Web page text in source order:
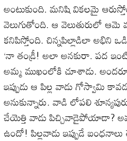
అంటుకుంది. మనిషి వికలమై
వెలుగుతోంది. ఆ వెలుతురులో
కనిపిస్తోంది. చిన్నపిల్లాడిలా అభిని
‘నా తండ్రీ! అలా అనకురా. పద
అమ్మ ముఖంలోకి చూశాడు. అందరూ
ఇప్పుడు ఆ పిల్ల వాడు గోస్వామి
అనుకున్నారు. వాడి లోపలి
చేయెత్తి వాడు పిచ్చివాడైపోయాడా?
ఉందో! పిల్లవాడు ఇప్పుడే